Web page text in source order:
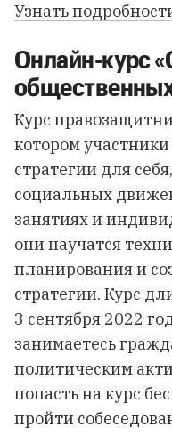
Узнать
Онлайн-курс
Курс
котором
стратегии для
социальных
занятиях и
они научатся
планирования и
стратегии. Курс
3 сентября 2022
занимаетесь
политическим
попасть на курс
пройти